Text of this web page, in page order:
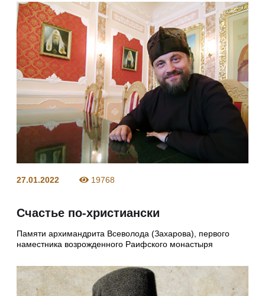
27.01.2022 19768
Счастье по-христиански
Памяти архимандрита Всеволода (Захарова), первого
наместника возрожденного Раифского монастыря